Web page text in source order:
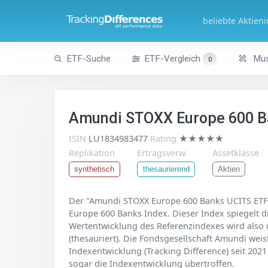
beliebte
ETF-Suche ETF-Vergleich 0
Amundi STOXX Europe 600
ISIN LU1834983477 Rating ★★★★★
Replikation
synthetisch
Ertragsverw.
thesaurierend
Assetklasse
Aktien
Der "Amundi STOXX Europe 600 Banks UCITS
Europe 600 Banks Index. Dieser Index spiegelt
Wertentwicklung des Referenzindexes wird also
(thesauriert). Die Fondsgesellschaft Amundi
Indexentwicklung (Tracking Difference) seit
sogar die Indexentwicklung übertroffen.